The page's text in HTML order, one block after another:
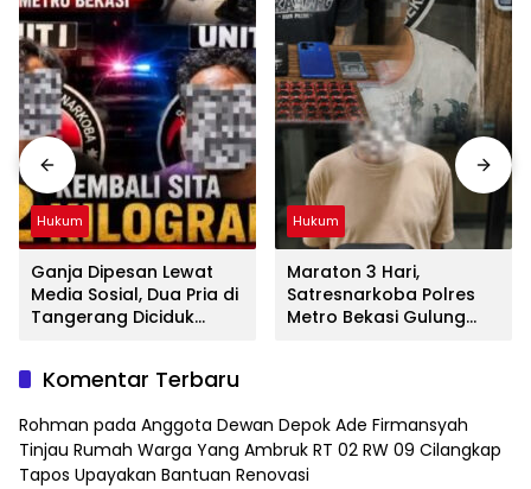
Hukum
Ganja Dipesan Lewat
Media Sosial, Dua Pria di
Tangerang Diciduk
Hukum
Maraton 3 Hari,
Satresnarkoba Polres
Metro Bekasi Gulung
Komentar Terbaru
Rohman pada Anggota Dewan Depok Ade Firmansyah
Tinjau Rumah Warga Yang Ambruk RT 02 RW 09 Cilangkap
Tapos Upayakan Bantuan Renovasi